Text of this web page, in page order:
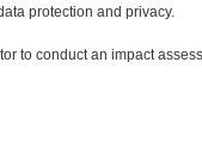
protection and privacy.
to conduct an impact